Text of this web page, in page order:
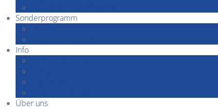
Sonderprogramm
Info
Über uns